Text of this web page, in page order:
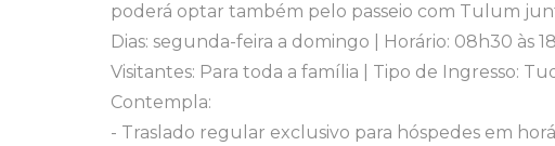
poderá optar também pelo passeio com Tulum
Dias: segunda-feira a domingo | Horário: 08h30 às
Visitantes: Para toda a família | Tipo de Ingresso:
Contempla:
- Traslado regular exclusivo para hóspedes em